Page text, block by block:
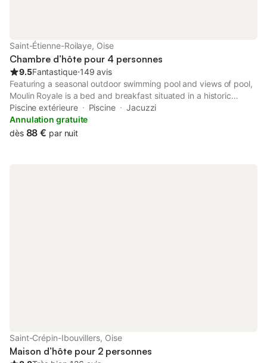
Saint-Étienne-Roilaye, Oise
Chambre d’hôte pour 4 personnes
9.5Fantastique⋅149 avis
Featuring a seasonal outdoor swimming pool and views of pool,
Moulin Royale is a bed and breakfast situated in a historic
building in Saint-Etienne-Roilaye, 6 km from Chateau de
Pierrefonds.
Piscine extérieure Piscine
Jacuzzi
Annulation gratuite
dès 88 € par nuit
Saint-Crépin-Ibouvillers, Oise
Maison d’hôte pour 2 personnes